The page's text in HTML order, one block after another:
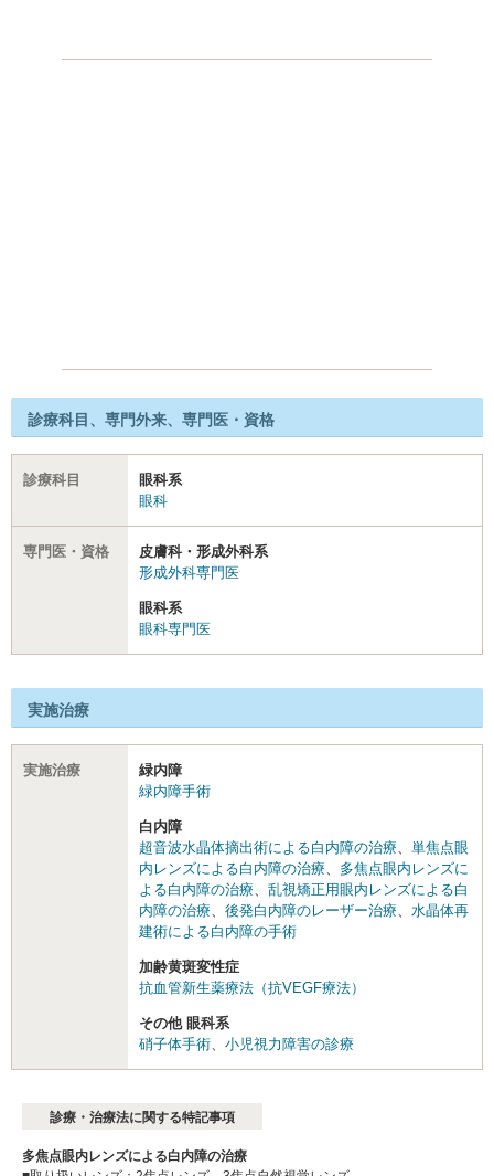
診療科目、専門外来、専門医・資格
診療科目
眼科系
眼科
専門医・資格
皮膚科・形成外科系
形成外科専門医
眼科系
眼科専門医
実施治療
実施治療
緑内障
緑内障手術
白内障
超音波水晶体摘出術による白内障の治療、 単焦点眼
内レンズによる白内障の治療、 多焦点眼内レンズに
よる白内障の治療、 乱視矯正用眼内レンズによる白
内障の治療、 後発白内障のレーザー治療、 水晶体再
建術による白内障の手術
加齢黄斑変性症
抗血管新生薬療法（抗VEGF療法）
その他 眼科系
硝子体手術、 小児視力障害の診療
診療・治療法に関する特記事項
多焦点眼内レンズによる白内障の治療